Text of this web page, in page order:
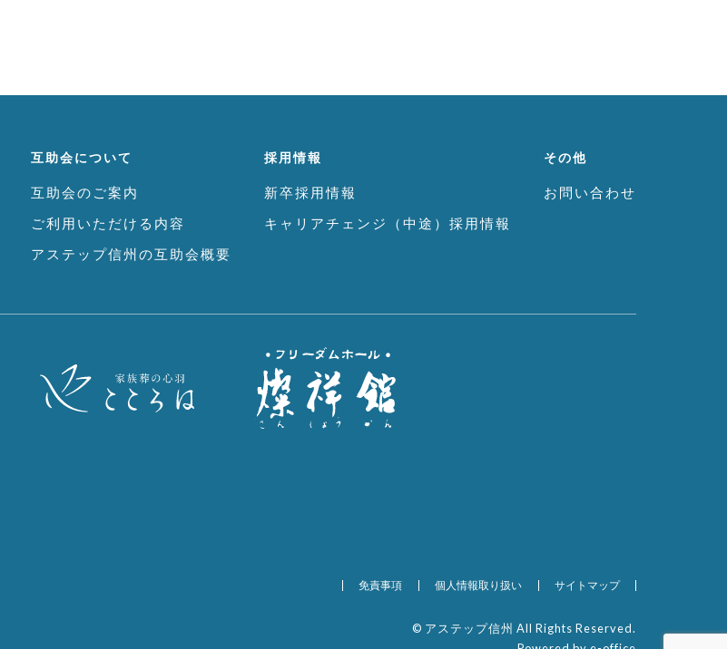
互助会について
互助会のご案内
ご利用いただける内容
アステップ信州の互助会概要
採用情報
新卒採用情報
キャリアチェンジ（中途）採用情報
その他
お問い合わせ
免責事項 個人情報取り扱い サイトマップ
© アステップ信州 All Rights Reserved.